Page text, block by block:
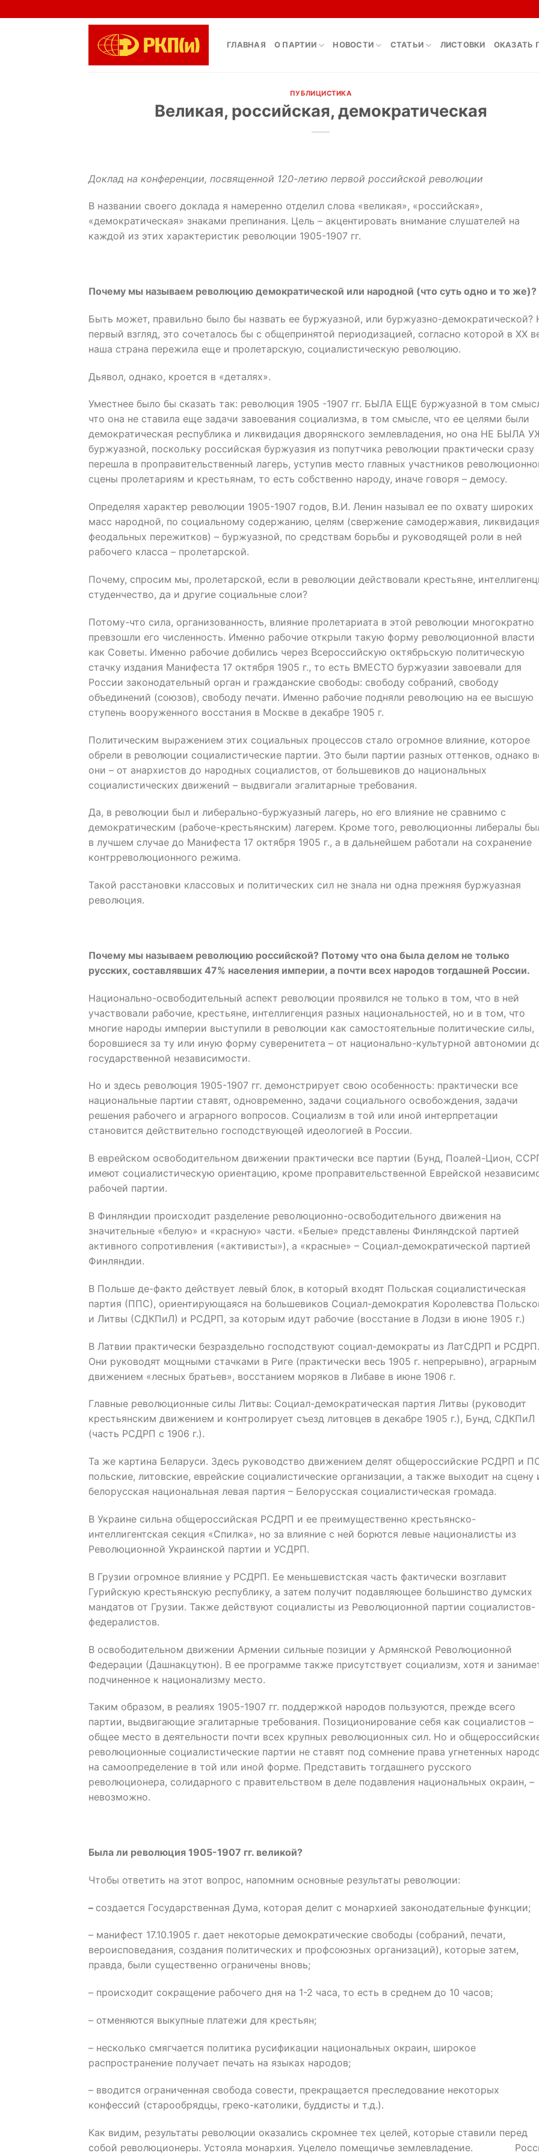
to
ГЛАВНАЯ О ПАРТИИ НОВОСТИ СТАТЬИ ЛИСТОВКИ ОКАЗАТЬ
ПУБЛИЦИСТИКА
Великая, российская, демократическая
Доклад на конференции, посвященной 120-летию первой российской революции
В названии своего доклада я намеренно отделил слова «великая», «российская»,
«демократическая» знаками препинания. Цель – акцентировать внимание слушателей на
каждой из этих характеристик революции 1905-1907 гг.
Почему мы называем революцию демократической или народной (что суть одно и то же)?
Быть может, правильно было бы назвать ее буржуазной, или буржуазно-демократической?
первый взгляд, это сочеталось бы с общепринятой периодизацией, согласно которой в XX
наша страна пережила еще и пролетарскую, социалистическую революцию.
Дьявол, однако, кроется в «деталях».
Уместнее было бы сказать так: революция 1905 -1907 гг. БЫЛА ЕЩЕ буржуазной в том
что она не ставила еще задачи завоевания социализма, в том смысле, что ее целями были
демократическая республика и ликвидация дворянского землевладения, но она НЕ БЫЛА
буржуазной, поскольку российская буржуазия из попутчика революции практически сразу
перешла в проправительственный лагерь, уступив место главных участников
сцены пролетариям и крестьянам, то есть собственно народу, иначе говоря – демосу.
Определяя характер революции 1905-1907 годов, В.И. Ленин называл ее по охвату широких
масс народной, по социальному содержанию, целям (свержение самодержавия,
феодальных пережитков) – буржуазной, по средствам борьбы и руководящей роли в ней
рабочего класса – пролетарской.
Почему, спросим мы, пролетарской, если в революции действовали крестьяне,
студенчество, да и другие социальные слои?
Потому-что сила, организованность, влияние пролетариата в этой революции многократно
превзошли его численность. Именно рабочие открыли такую форму революционной власти
как Советы. Именно рабочие добились через Всероссийскую октябрьскую политическую
стачку издания Манифеста 17 октября 1905 г., то есть ВМЕСТО буржуазии завоевали для
России законодательный орган и гражданские свободы: свободу собраний, свободу
объединений (союзов), свободу печати. Именно рабочие подняли революцию на ее высшую
ступень вооруженного восстания в Москве в декабре 1905 г.
Политическим выражением этих социальных процессов стало огромное влияние, которое
обрели в революции социалистические партии. Это были партии разных оттенков, однако
они – от анархистов до народных социалистов, от большевиков до национальных
социалистических движений – выдвигали эгалитарные требования.
Да, в революции был и либерально-буржуазный лагерь, но его влияние не сравнимо с
демократическим (рабоче-крестьянским) лагерем. Кроме того, революционны либералы
в лучшем случае до Манифеста 17 октября 1905 г., а в дальнейшем работали на сохранение
контрреволюционного режима.
Такой расстановки классовых и политических сил не знала ни одна прежняя буржуазная
революция.
Почему мы называем революцию российской? Потому что она была делом не только
русских, составлявших 47% населения империи, а почти всех народов тогдашней России.
Национально-освободительный аспект революции проявился не только в том, что в ней
участвовали рабочие, крестьяне, интеллигенция разных национальностей, но и в том, что
многие народы империи выступили в революции как самостоятельные политические силы,
боровшиеся за ту или иную форму суверенитета – от национально-культурной автономии
государственной независимости.
Но и здесь революция 1905-1907 гг. демонстрирует свою особенность: практически все
национальные партии ставят, одновременно, задачи социального освобождения, задачи
решения рабочего и аграрного вопросов. Социализм в той или иной интерпретации
становится действительно господствующей идеологией в России.
В еврейском освободительном движении практически все партии (Бунд, Поалей-Цион,
имеют социалистическую ориентацию, кроме проправительственной Еврейской
рабочей партии.
В Финляндии происходит разделение революционно-освободительного движения на
значительные «белую» и «красную» части. «Белые» представлены Финляндской партией
активного сопротивления («активисты»), а «красные» – Социал-демократической партией
Финляндии.
В Польше де-факто действует левый блок, в который входят Польская социалистическая
партия (ППС), ориентирующаяся на большевиков Социал-демократия Королевства
и Литвы (СДКПиЛ) и РСДРП, за которым идут рабочие (восстание в Лодзи в июне 1905 г.)
В Латвии практически безраздельно господствуют социал-демократы из ЛатСДРП и РСДРП.
Они руководят мощными стачками в Риге (практически весь 1905 г. непрерывно), аграрным
движением «лесных братьев», восстанием моряков в Либаве в июне 1906 г.
Главные революционные силы Литвы: Социал-демократическая партия Литвы (руководит
крестьянским движением и контролирует съезд литовцев в декабре 1905 г.), Бунд, СДКПиЛ
(часть РСДРП с 1906 г.).
Та же картина Беларуси. Здесь руководство движением делят общероссийские РСДРП и
польские, литовские, еврейские социалистические организации, а также выходит на сцену
белорусская национальная левая партия – Белорусская социалистическая громада.
В Украине сильна общероссийская РСДРП и ее преимущественно крестьянско-
интеллигентская секция «Спилка», но за влияние с ней борются левые националисты из
Революционной Украинской партии и УСДРП.
В Грузии огромное влияние у РСДРП. Ее меньшевистская часть фактически возглавит
Гурийскую крестьянскую республику, а затем получит подавляющее большинство думских
мандатов от Грузии. Также действуют социалисты из Революционной партии социалистов-
федералистов.
В освободительном движении Армении сильные позиции у Армянской Революционной
Федерации (Дашнакцутюн). В ее программе также присутствует социализм, хотя и
подчиненное к национализму место.
Таким образом, в реалиях 1905-1907 гг. поддержкой народов пользуются, прежде всего
партии, выдвигающие эгалитарные требования. Позиционирование себя как социалистов –
общее место в деятельности почти всех крупных революционных сил. Но и
революционные социалистические партии не ставят под сомнение права угнетенных
на самоопределение в той или иной форме. Представить тогдашнего русского
революционера, солидарного с правительством в деле подавления национальных окраин, –
невозможно.
Была ли революция 1905-1907 гг. великой?
Чтобы ответить на этот вопрос, напомним основные результаты революции:
– создается Государственная Дума, которая делит с монархией законодательные функции;
– манифест 17.10.1905 г. дает некоторые демократические свободы (собраний, печати,
вероисповедания, создания политических и профсоюзных организаций), которые затем,
правда, были существенно ограничены вновь;
– происходит сокращение рабочего дня на 1-2 часа, то есть в среднем до 10 часов;
– отменяются выкупные платежи для крестьян;
– несколько смягчается политика русификации национальных окраин, широкое
распространение получает печать на языках народов;
– вводится ограниченная свобода совести, прекращается преследование некоторых
конфессий (старообрядцы, греко-католики, буддисты и т.д.).
Как видим, результаты революции оказались скромнее тех целей, которые ставили перед
собой революционеры. Устояла монархия. Уцелело помещичье землевладение.